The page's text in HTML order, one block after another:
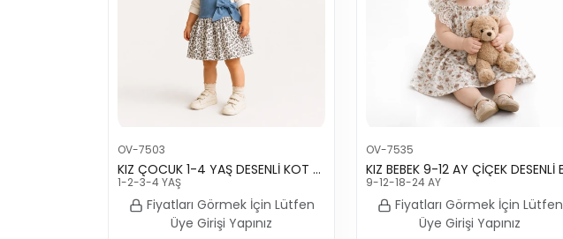
OV-7503
KIZ ÇOCUK 1-4 YAŞ DESENLİ KOT ELBİSE
1-2-3-4 YAŞ
Fiyatları Görmek İçin Lütfen
Üye Girişi Yapınız
OV-7535
9-12-18-24 AY
Fiyatları Görmek İçin Lütfen
Üye Girişi Yapınız